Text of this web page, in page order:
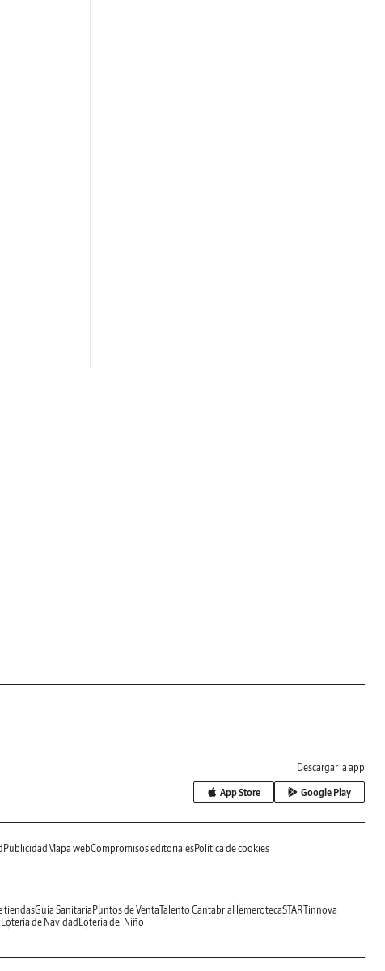
Descargar la app
App Store Google Play
Publicidad Mapa webCompromisos editorialesPolítica de cookies
tiendasGuía Sanitaria Puntos de VentaTalento Cantabria HemerotecaSTARTinnova
Lotería de Navidad Lotería del Niño